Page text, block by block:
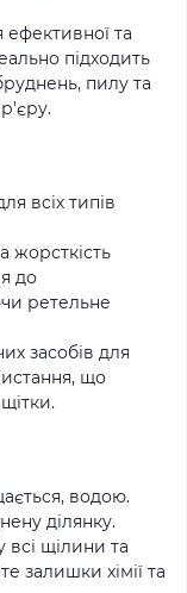
та
підходить
пилу та
всіх типів
жорсткість
до
ретельне
засобів для
що
водою.
ділянку.
щілини та
залишки хімії та